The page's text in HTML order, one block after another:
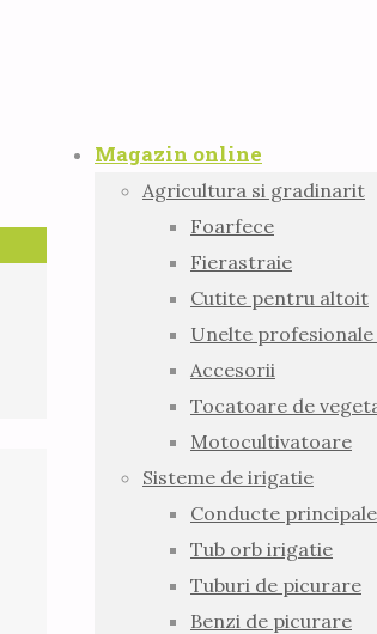
Magazin online
Agricultura si gradinarit
Foarfece
Fierastraie
Cutite pentru altoit
Unelte
Accesorii
Tocatoare de
Motocultivatoare
Sisteme de irigatie
Conducte principale
Tub orb irigatie
Tuburi de picurare
Benzi de picurare